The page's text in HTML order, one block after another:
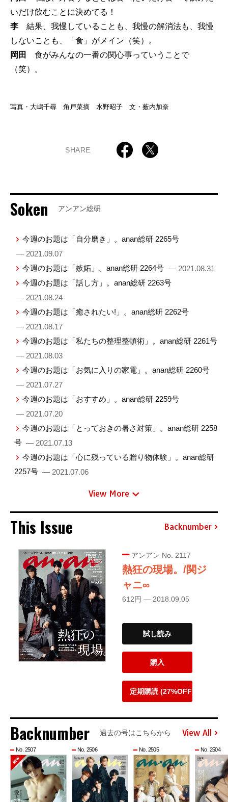
いだけ飲むことに決めてる！
李 結果、我慢していることも、我慢の解消法も、我慢
しないことも、「食」がメイン（笑）。
岡田 食がみんなの一番の関心事っていうことで
（笑）。
写真・大嶋千尋 角戸菜摘 水野昭子 文・薮内加奈
SHARE
Soken アンアン総研
今週のお題は「自分磨き」。anan総研 2265号
— 2021.09.07
今週のお題は「嫉妬」。anan総研 2264号 — 2021.08.31
今週のお題は「話し方」。anan総研 2263号
— 2021.08.24
今週のお題は「癒されたい!」。anan総研 2262号
— 2021.08.17
今週のお題は「私たちの整理整頓術」。anan総研 2261号
— 2021.08.03
今週のお題は「お気に入りの家電」。anan総研 2260号
— 2021.07.27
今週のお題は「おすすめ」。anan総研 2259号
— 2021.07.20
今週のお題は「とっておきの暑さ対策」。anan総研 2258
号 — 2021.07.13
今週のお題は「心に残っている贈り物体験」。anan総研
2257号 — 2021.07.06
View More
This Issue Backnumber
アンアン No. 2117
熱狂の現場。/関ジ
ャニ∞
612円 — 2018.09.05
試し読み
購入
定期購読 (27%OFF)
Backnumber 過去の号はこちらから View All
No. 2507 No. 2506 No. 2505 No. 2504